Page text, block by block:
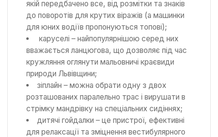
якій передбачено все, від розмітки та знаків
до поворотів для крутих віражів (а машинки
для юних водіїв пропонуються топові);
каруселі – найпопулярнішою серед них
вважається ланцюгова, що дозволяє під час
кружляння оглянути мальовничі краєвиди
природи Львівщини;
зіплайн – можна обрати одну з двох
розташованих паралельно трас і вирушати в
стрімку мандрівку на спеціальних сидіннях;
дитячі гойдалки – це пристрої, ефективні
для релаксації та зміцнення вестибулярного